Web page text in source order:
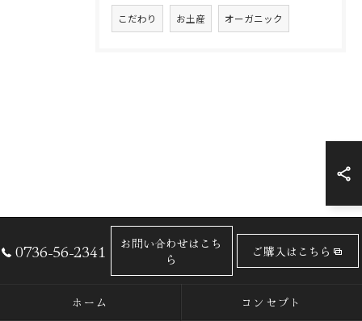
こだわり お土産 オーガニック
0736-56-2341
お問い合わせはこち
ら
ご購入はこちら
ホーム コンセプト